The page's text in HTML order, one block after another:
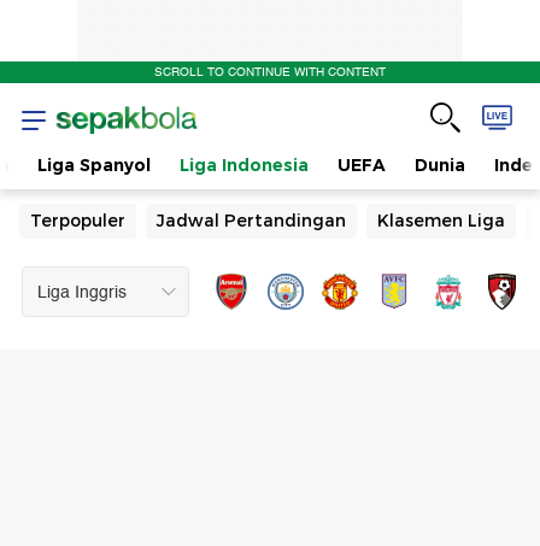
SCROLL TO CONTINUE WITH CONTENT
Liga Spanyol Liga Indonesia UEFA Dunia
Terpopuler Jadwal Pertandingan Klasemen Liga